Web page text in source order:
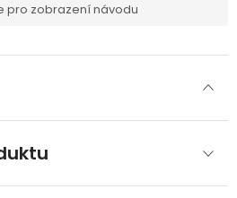
pro zobrazení návodu